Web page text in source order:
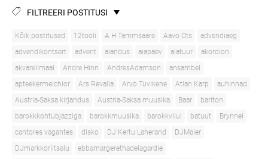
FILTREERI POSTITUSI
Kõik postitused 12tooli A H Tammsaare Aavo Ots
advendiaeg
advendikontsert
advent aiandus aiapäev aiatuur
akordion
akvarellmaal
Andre Hinn AndresAdamson
ansambel
apteekermelchior
Ars Revalia Arvo Tuvikene Atlan Karp
auhinnad
Austria-Saksa kirjandus
Austria-Saksa muusika Baar
bariton
barokkkohtubjazziga
barokkmuusika barokkviiul batuut
Brynnel
cantores vagantes
disko DJ Kertu Laherand
DJMaier
DJmarkkoriitsalu
ebbamargerethadelagardie